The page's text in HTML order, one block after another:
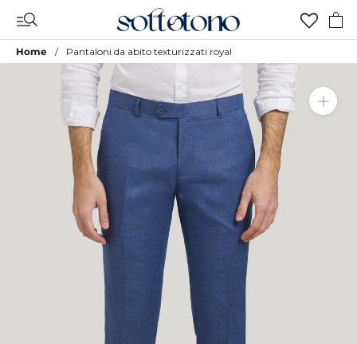
contenuto
Home Pantaloni da abito texturizzati royal
Aggiungi a Lista Desideri